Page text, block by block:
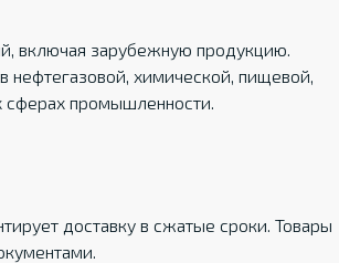
включая зарубежную продукцию.
нефтегазовой, химической, пищевой,
сферах промышленности.
доставку в сжатые сроки. Товары